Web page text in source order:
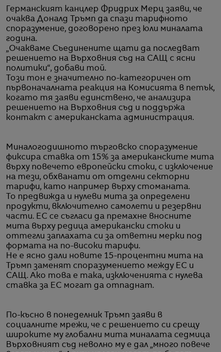
Германският канцлер Фридрих Мерц заяви, че
очаква Доналд Тръмп да спази тарифното
споразумение, договорено през юли миналата
година.
„Очакваме Съединените щати да последват
решението на Върховния съд на САЩ с ясни
политики“, добави той.
Този тон е значително по-категоричен от
първоначалната реакция на Комисията в петък,
когато тя заяви единствено, че анализира
решението на Върховния съд и поддържа
контакт с американската администрация.
Миналогодишното търговско споразумение
фиксира ставка от 15% за американските мита
върху повечето европейски стоки, с изключение
на тези, обхванати от отделни секторни
тарифи, като например върху стоманата.
То предвижда и нулеви мита за определени
продукти, включително самолети и резервни
части. ЕС се съгласи да премахне вносните
мита върху редица американски стоки и
оттегли заплахата си за ответни мерки под
формата на по-високи тарифи.
Не е ясно дали новите 15-процентни мита на
Тръмп заменят споразумението между ЕС и
САЩ. Ако това е така, изключенията с нулева
ставка за ЕС могат да отпаднат.
По-късно в понеделник Тръмп заяви в
социалните мрежи, че с решението си срещу
широките му глобални мита миналата седмица
Върховният съд неволно му е дал „много повече